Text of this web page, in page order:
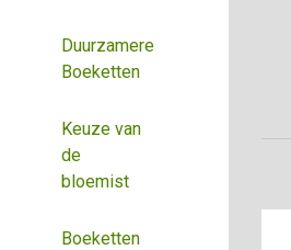
Duurzamere
Boeketten
Keuze van
de
bloemist
Boeketten